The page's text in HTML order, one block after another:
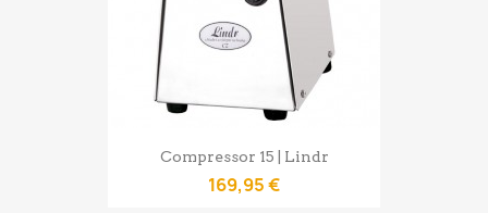
Compressor 15 | Lindr
169,95 €